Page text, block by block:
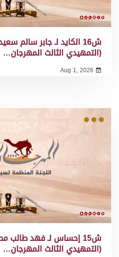
ش16 الكايد لـ جابر سالم
(التمهيدي الثالث المهرجان…
Aug 1, 2026
ش15 إحساس لـ فهد طالب
(التمهيدي الثالث المهرجان…